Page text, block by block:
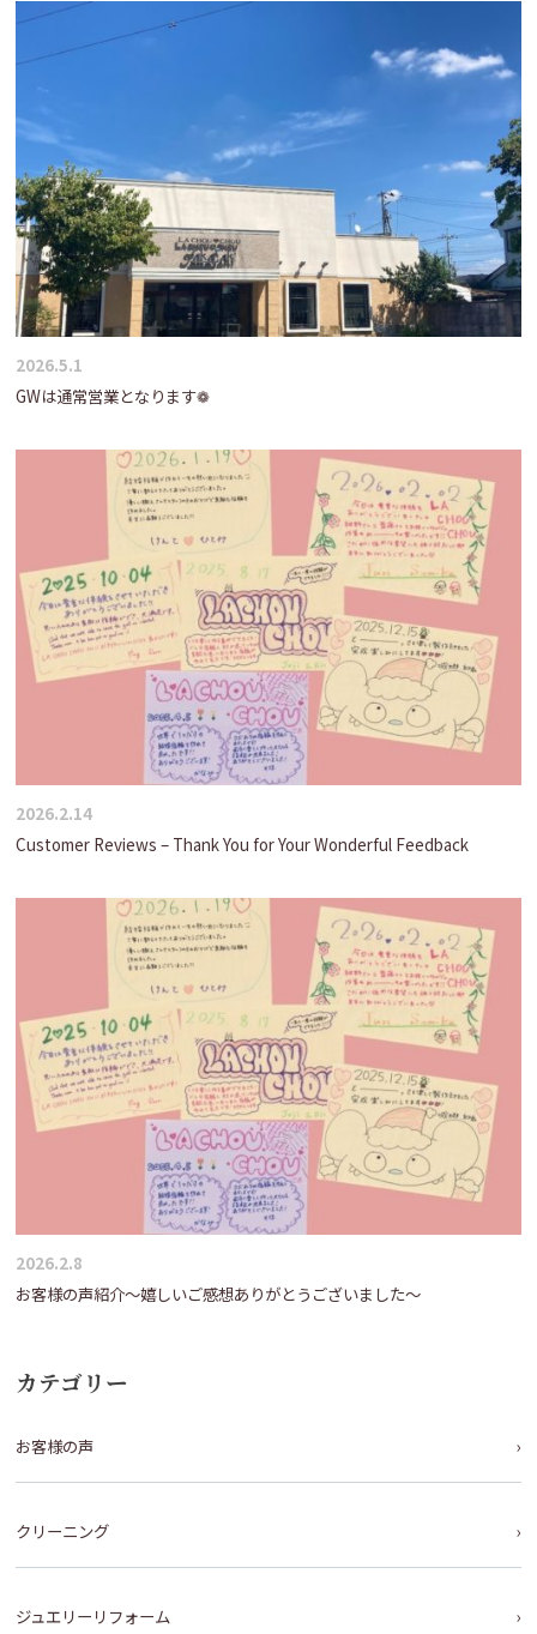
2026.5.1
GWは通常営業となります❁
2026.2.14
Customer Reviews – Thank You for Your Wonderful Feedback
2026.2.8
お客様の声紹介～嬉しいご感想ありがとうございました～
カテゴリー
お客様の声
クリーニング
ジュエリーリフォーム